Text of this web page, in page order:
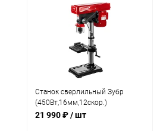
Станок сверлильный Зубр
(450Вт,16мм,12скор.)
21 990 ₽/ шт